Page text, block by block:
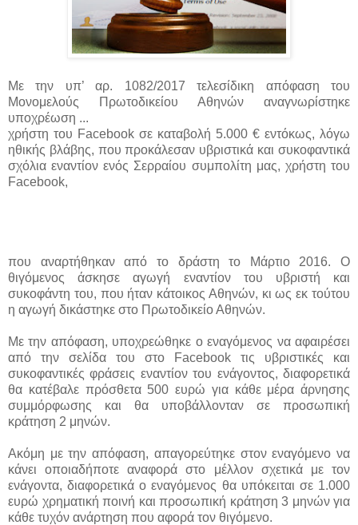
Με την υπ’ αρ. 1082/2017 τελεσίδικη απόφαση του
Μονομελούς Πρωτοδικείου Αθηνών αναγνωρίστηκε
υποχρέωση ...
χρήστη του Facebook σε καταβολή 5.000 € εντόκως, λόγω
ηθικής βλάβης, που προκάλεσαν υβριστικά και συκοφαντικά
σχόλια εναντίον ενός Σερραίου συμπολίτη μας, χρήστη του
Facebook,
που αναρτήθηκαν από το δράστη το Μάρτιο 2016. Ο
θιγόμενος άσκησε αγωγή εναντίον του υβριστή και
συκοφάντη του, που ήταν κάτοικος Αθηνών, κι ως εκ τούτου
η αγωγή δικάστηκε στο Πρωτοδικείο Αθηνών.
Με την απόφαση, υποχρεώθηκε ο εναγόμενος να αφαιρέσει
από την σελίδα του στο Facebook τις υβριστικές και
συκοφαντικές φράσεις εναντίον του ενάγοντος, διαφορετικά
θα κατέβαλε πρόσθετα 500 ευρώ για κάθε μέρα άρνησης
συμμόρφωσης και θα υποβάλλονταν σε προσωπική
κράτηση 2 μηνών.
Ακόμη με την απόφαση, απαγορεύτηκε στον εναγόμενο να
κάνει οποιαδήποτε αναφορά στο μέλλον σχετικά με τον
ενάγοντα, διαφορετικά ο εναγόμενος θα υπόκειται σε 1.000
ευρώ χρηματική ποινή και προσωπική κράτηση 3 μηνών για
κάθε τυχόν ανάρτηση που αφορά τον θιγόμενο.